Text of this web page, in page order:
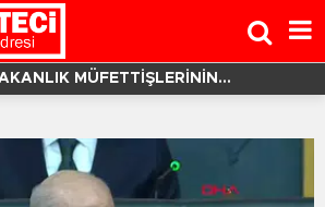
19:47
HASBİ DEDE DAVASINDA ÇARPICI